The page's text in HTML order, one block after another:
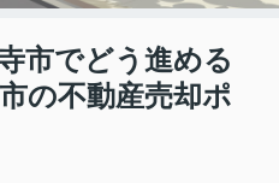
市でどう進める
の不動産売却ポ